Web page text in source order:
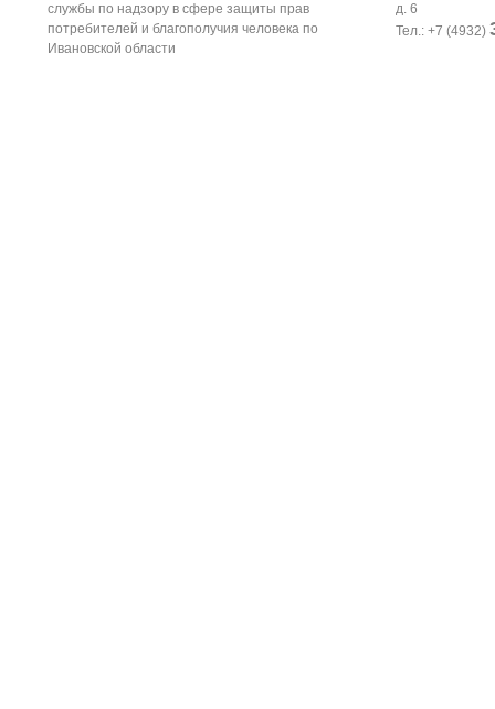
службы по надзору в сфере защиты прав
потребителей и благополучия человека по
Ивановской области
д. 6
Тел.: +7 (4932)